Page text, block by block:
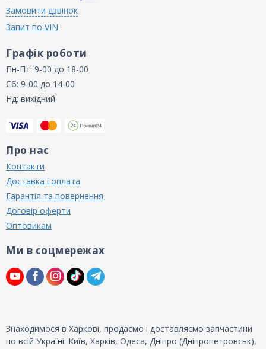
Замовити дзвінок
Запит по VIN
Графік роботи
Пн-Пт: 9-00 до 18-00
Сб: 9-00 до 14-00
Нд: вихідний
Про нас
Контакти
Доставка і оплата
Гарантія та повернення
Договір оферти
Оптовикам
Ми в соцмережах
Знаходимося в Харкові, продаємо і доставляємо запчастини
по всій Україні: Київ, Харків, Одеса, Дніпро (Дніпропетровськ),